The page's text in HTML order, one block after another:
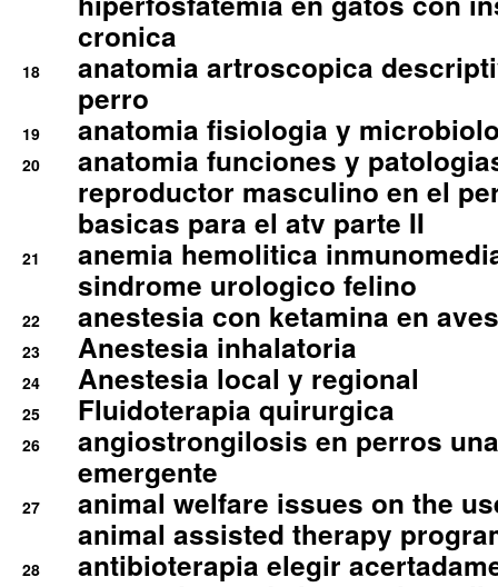
cronica
18
anatomia artroscopica
perro
19 anatomia fisiologia y
20
anatomia funciones y
reproductor masculino en el
basicas para el atv parte II
21
anemia hemolitica
sindrome urologico felino
22 anestesia con ketamina en
23 Anestesia inhalatoria
24 Anestesia local y regional
25 Fluidoterapia quirurgica
26
angiostrongilosis en perros
emergente
27
animal welfare issues on the
animal assisted therapy
28 antibioterapia elegir